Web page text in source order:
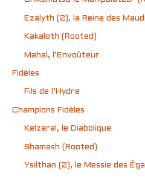
Ezalyth (2), la Reine des
Kakaloth (Rooted)
Mahal, l’Envoûteur
Fidèles
Fils de l’Hydre
Champions Fidèles
Kelzaral, le Diabolique
Shamash (Rooted)
Ysilthan (2), le Messie des